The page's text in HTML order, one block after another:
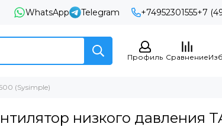
WhatsApp Telegram +74952301555+7
Профиль Сравнение
(Sysimple)
низкого давления